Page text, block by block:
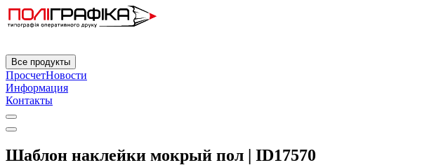
Все продукты
ПросчетНовости
Информация
Контакты
Шаблон наклейки мокрый пол | ID17570